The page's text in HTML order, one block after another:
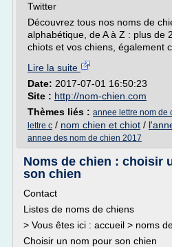
Twitter
Découvrez tous nos noms de
alphabétique, de A à Z : plus de
chiots et vos chiens, également
Lire la suite
Date: 2017-07-01 16:50:23
Site : http://nom-chien.com
Thèmes liés : annee lettre nom de
lettre c / nom chien et chiot /
annee des nom de chien 2017
Noms de chien : choisir
son chien
Contact
Listes de noms de chiens
> Vous êtes ici : accueil > noms
Choisir un nom pour son chien